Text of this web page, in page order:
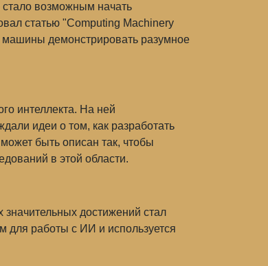
возможным начать
статью "Computing Machinery
машины демонстрировать разумное
интеллекта. На ней
идеи о том, как разработать
быть описан так, чтобы
в этой области.
достижений стал
для работы с ИИ и используется